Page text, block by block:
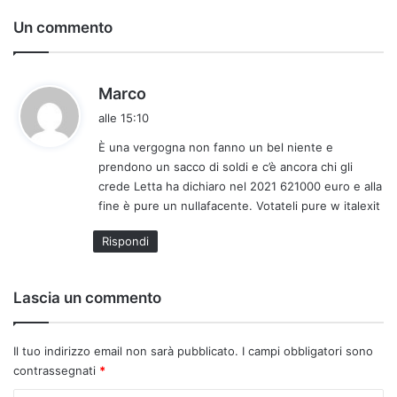
Un commento
Marco
e
t
t
o
:
alle 15:10
È una vergogna non fanno un bel niente e
prendono un sacco di soldi e c’è ancora chi gli
crede Letta ha dichiaro nel 2021 621000 euro e alla
fine è pure un nullafacente. Votateli pure w italexit
Rispondi
Lascia un commento
Il tuo indirizzo email non sarà pubblicato. I campi obbligatori sono
contrassegnati *